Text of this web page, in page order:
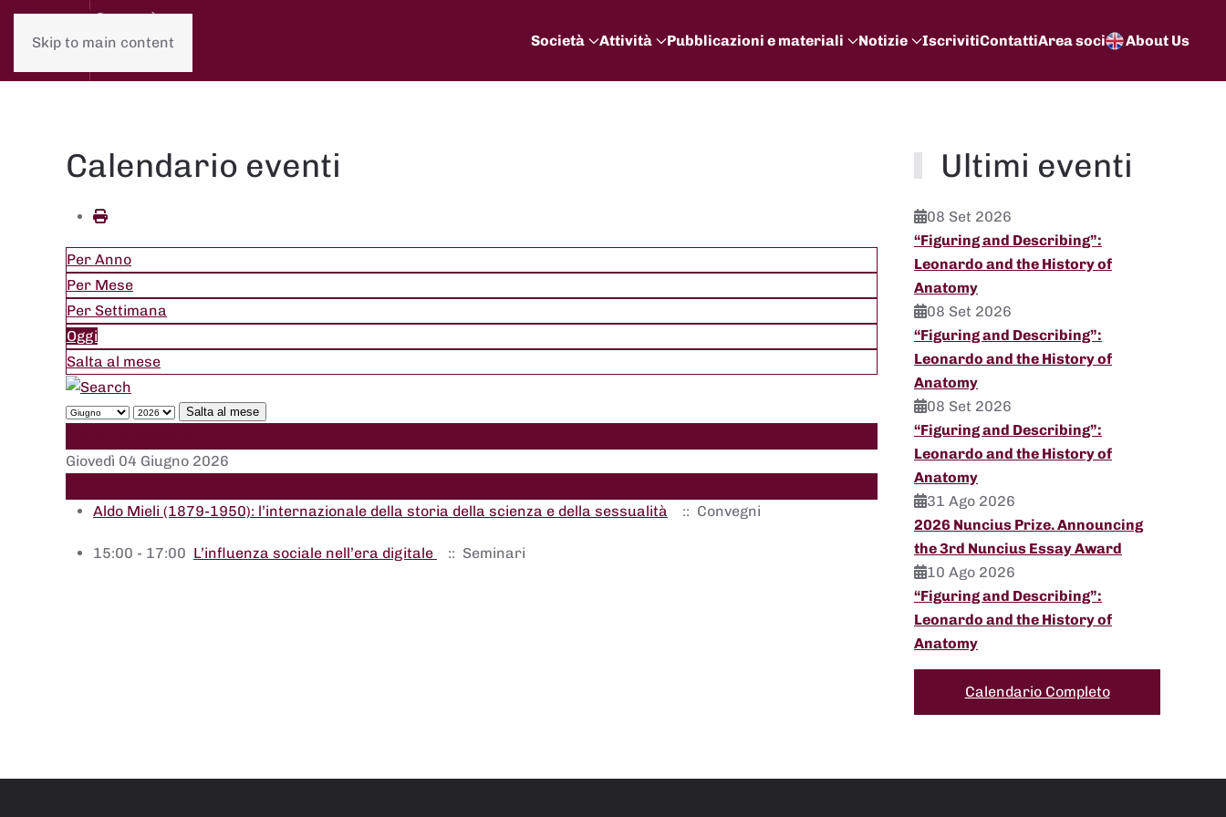
Skip to main content Società Attività Pubblicazioni e materiali Notizie IscrivitiContattiArea soci About Us
Calendario eventi
Per Anno
Per Mese
Per Settimana
Oggi
Salta al mese
Salta al mese
Giovedì 04 Giugno 2026
Aldo Mieli (1879-1950): l’internazionale della storia della scienza e della sessualità
:: Convegni
15:00 - 17:00 L’influenza sociale nell’era digitale :: Seminari
Ultimi eventi
08 Set 2026
“Figuring and Describing”:
Leonardo and the History of
Anatomy
08 Set 2026
“Figuring and Describing”:
Leonardo and the History of
Anatomy
08 Set 2026
“Figuring and Describing”:
Leonardo and the History of
Anatomy
31 Ago 2026
2026 Nuncius Prize. Announcing
the 3rd Nuncius Essay Award
10 Ago 2026
“Figuring and Describing”:
Leonardo and the History of
Anatomy
Calendario Completo